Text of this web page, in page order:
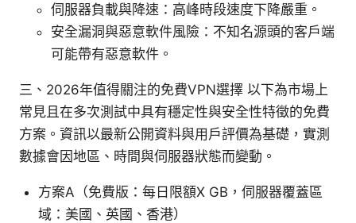
伺服器負載與降速：高峰時段速度下降嚴重。
安全漏洞與惡意軟件風險：不知名源頭的客戶端
可能帶有惡意軟件。
三、2026年值得關注的免費VPN選擇 以下為市場上
常見且在多次測試中具有穩定性與安全性特徵的免費
方案。資訊以最新公開資料與用戶評價為基礎，實測
數據會因地區、時間與伺服器狀態而變動。
方案A（免費版：每日限額X GB，伺服器覆蓋區
域：美國、英國、香港）